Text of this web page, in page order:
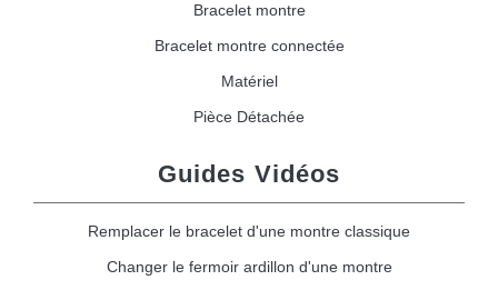
Bracelet montre
Bracelet montre connectée
Matériel
Pièce Détachée
Guides Vidéos
Remplacer le bracelet d'une montre classique
Changer le fermoir ardillon d'une montre